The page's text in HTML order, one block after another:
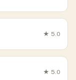
★ 5.0
★ 5.0